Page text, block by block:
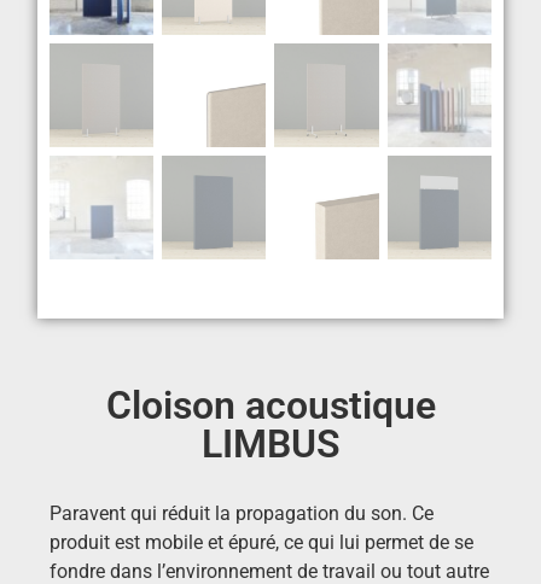
Cloison acoustique
LIMBUS
Paravent qui réduit la propagation du son. Ce
produit est mobile et épuré, ce qui lui permet de se
fondre dans l’environnement de travail ou tout autre